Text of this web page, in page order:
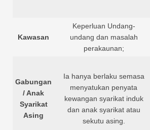
Kawasan
Keperluan Undang-
undang dan masalah
perakaunan;
Gabungan
/ Anak
Syarikat
Asing
Ia hanya berlaku semasa
menyatukan penyata
kewangan syarikat induk
dan anak syarikat atau
sekutu asing.